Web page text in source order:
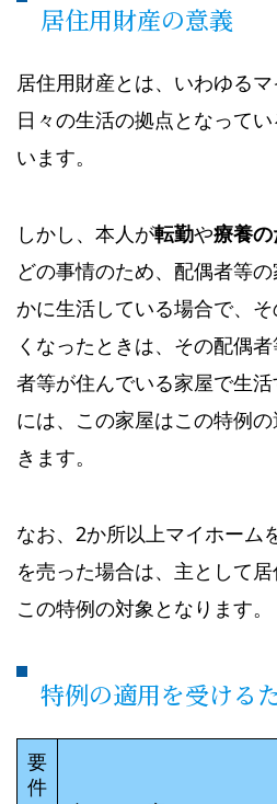
居住用財産の意義
居住用財産とは、いわゆるマ
日々の生活の拠点となって
います。
しかし、本人が転勤や療養
どの事情のため、配偶者等
かに生活している場合で、
くなったときは、その配偶
者等が住んでいる家屋で生
には、この家屋はこの特例
きます。
なお、2か所以上マイホーム
を売った場合は、主として
この特例の対象となります。
特例の適用を受ける
要
件